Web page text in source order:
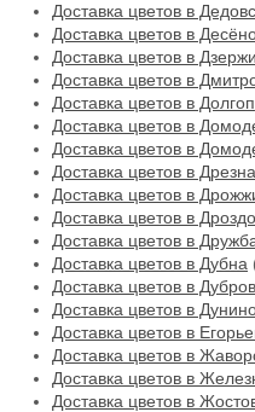
Доставка цветов в
Доставка цветов в
Доставка цветов в
Доставка цветов в
Доставка цветов в
Доставка цветов в
Доставка цветов в
Доставка цветов в Дрезна
Доставка цветов в
Доставка цветов в
Доставка цветов в
Доставка цветов в Дубна
Доставка цветов в
Доставка цветов в
Доставка цветов в
Доставка цветов в
Доставка цветов в
Доставка цветов в